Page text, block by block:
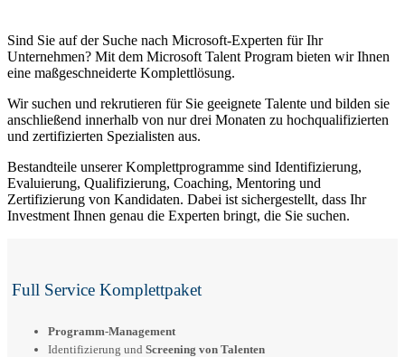
Sind Sie auf der Suche nach Microsoft-Experten für Ihr
Unternehmen? Mit dem Microsoft Talent Program bieten wir Ihnen
eine maßgeschneiderte Komplettlösung.
Wir suchen und rekrutieren für Sie geeignete Talente und bilden sie
anschließend innerhalb von nur drei Monaten zu hochqualifizierten
und zertifizierten Spezialisten aus.
Bestandteile unserer Komplettprogramme sind Identifizierung,
Evaluierung, Qualifizierung, Coaching, Mentoring und
Zertifizierung von Kandidaten. Dabei ist sichergestellt, dass Ihr
Investment Ihnen genau die Experten bringt, die Sie suchen.
Full Service Komplettpaket
Programm-Management
Identifizierung und Screening von Talenten